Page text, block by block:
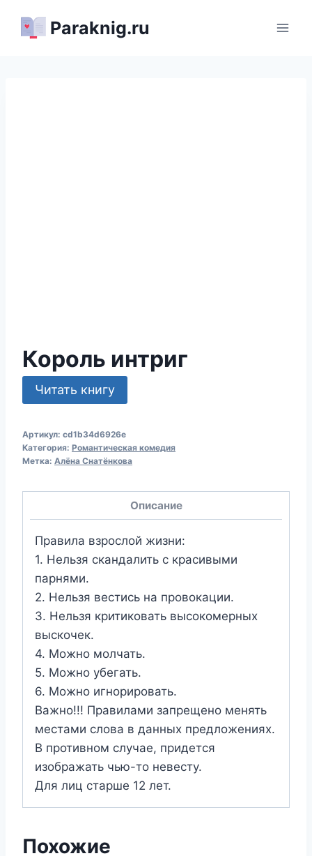
Paraknig.ru
Король интриг
Читать книгу
Артикул: cd1b34d6926e
Категория: Романтическая комедия
Метка: Алёна Снатёнкова
Описание
Правила взрослой жизни:
1. Нельзя скандалить с красивыми
парнями.
2. Нельзя вестись на провокации.
3. Нельзя критиковать высокомерных
выскочек.
4. Можно молчать.
5. Можно убегать.
6. Можно игнорировать.
Важно!!! Правилами запрещено менять
местами слова в данных предложениях.
В противном случае, придется
изображать чью-то невесту.
Для лиц старше 12 лет.
Похожие